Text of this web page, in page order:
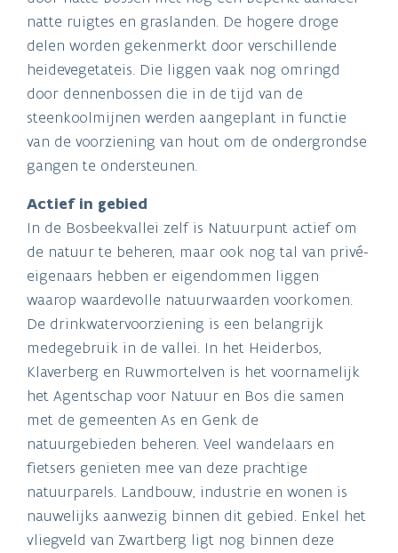
natte ruigtes en graslanden. De hogere droge
delen worden gekenmerkt door verschillende
heidevegetateis. Die liggen vaak nog omringd
door dennenbossen die in de tijd van de
steenkoolmijnen werden aangeplant in functie
van de voorziening van hout om de ondergrondse
gangen te ondersteunen.
Actief in gebied
In de Bosbeekvallei zelf is Natuurpunt actief om
de natuur te beheren, maar ook nog tal van privé-
eigenaars hebben er eigendommen liggen
waarop waardevolle natuurwaarden voorkomen.
De drinkwatervoorziening is een belangrijk
medegebruik in de vallei. In het Heiderbos,
Klaverberg en Ruwmortelven is het voornamelijk
het Agentschap voor Natuur en Bos die samen
met de gemeenten As en Genk de
natuurgebieden beheren. Veel wandelaars en
fietsers genieten mee van deze prachtige
natuurparels. Landbouw, industrie en wonen is
nauwelijks aanwezig binnen dit gebied. Enkel het
vliegveld van Zwartberg ligt nog binnen deze